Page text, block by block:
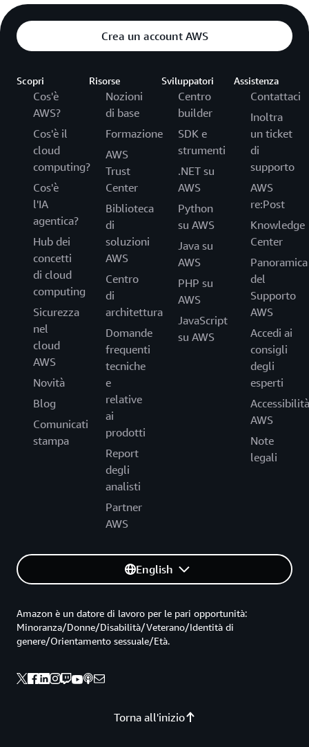
Crea un account AWS
Scopri
Cos'è
AWS?
Cos'è il
cloud
computing?
Cos'è
l'IA
agentica?
Hub dei
concetti
di cloud
computing
Sicurezza
nel
cloud
AWS
Novità
Blog
Comunicati
stampa
Risorse
Nozioni
di base
Formazione
AWS
Trust
Center
Biblioteca
di
soluzioni
AWS
Centro
di
architettura
Domande
frequenti
tecniche
e
relative
ai
prodotti
Report
degli
analisti
Partner
AWS
Sviluppatori
Centro
builder
SDK e
strumenti
.NET su
AWS
Python
su AWS
Java su
AWS
PHP su
AWS
JavaScript
su AWS
Assistenza
Contattaci
Inoltra
un ticket
di
supporto
AWS
re:Post
Knowledge
Center
Panoramica
del
Supporto
AWS
Accedi ai
consigli
degli
esperti
Accessibilità
AWS
Note
legali
English
Torna all'inizio
Amazon è un datore di lavoro per le pari opportunità:
Minoranza/Donne/Disabilità/Veterano/Identità di
genere/Orientamento sessuale/Età.